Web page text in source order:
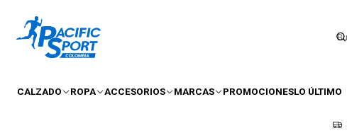
CALZADO ROPA ACCESORIOS MARCAS PROMOCIONESLO ÚLTIMO